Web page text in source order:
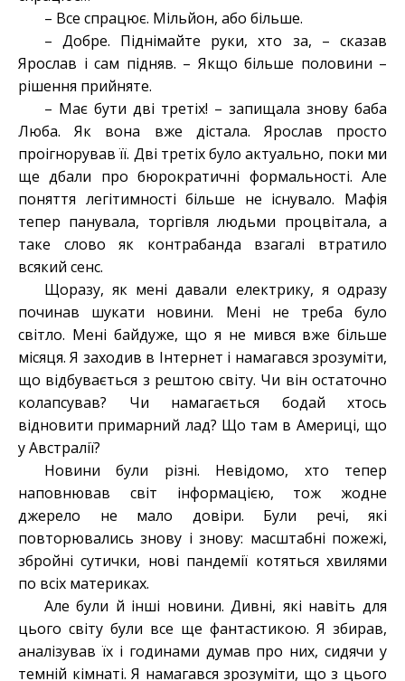
– Все спрацює. Мільйон, або більше.
– Добре. Піднімайте руки, хто за, – сказав
Ярослав і сам підняв. – Якщо більше половини –
рішення прийняте.
– Має бути дві третіх! – запищала знову баба
Люба. Як вона вже дістала. Ярослав просто
проігнорував її. Дві третіх було актуально, поки ми
ще дбали про бюрократичні формальності. Але
поняття легітимності більше не існувало. Мафія
тепер панувала, торгівля людьми процвітала, а
таке слово як контрабанда взагалі втратило
всякий сенс.
Щоразу, як мені давали електрику, я одразу
починав шукати новини. Мені не треба було
світло. Мені байдуже, що я не мився вже більше
місяця. Я заходив в Інтернет і намагався зрозуміти,
що відбувається з рештою світу. Чи він остаточно
колапсував? Чи намагається бодай хтось
відновити примарний лад? Що там в Америці, що
у Австралії?
Новини були різні. Невідомо, хто тепер
наповнював світ інформацією, тож жодне
джерело не мало довіри. Були речі, які
повторювались знову і знову: масштабні пожежі,
збройні сутички, нові пандемії котяться хвилями
по всіх материках.
Але були й інші новини. Дивні, які навіть для
цього світу були все ще фантастикою. Я збирав,
аналізував їх і годинами думав про них, сидячи у
темній кімнаті. Я намагався зрозуміти, що з цього